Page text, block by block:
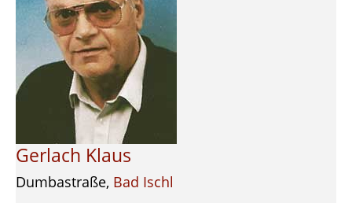
Gerlach Klaus
Dumbastraße, Bad Ischl